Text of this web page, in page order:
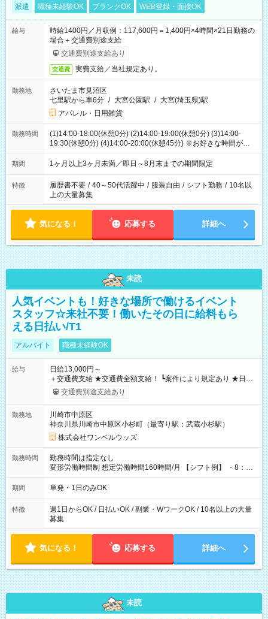
派遣 職種未経験OK ブランクOK WEB登録・面接OK
給与
時給1400円／月収例：117,600円＝1,400円×4時間×21日勤務の
場合＋交通費別途支給
交通費別途支給あり
交通費 実費支給／当社規定あり。
勤務地
さいたま市見沼区
七里駅から車6分 / 大宮公園駅 / 大宮(埼玉県)駅
アパレル・日用雑貨
勤務時間
(1)14:00-18:00(休憩0分) (2)14:00-19:00(休憩0分) (3)14:00-
19:30(休憩0分) (4)14:00-20:00(休憩45分) ※お好きな時間が選べ
ます
期間 1ヶ月以上3ヶ月未満／即日～8月末までの期間限定
特徴 履歴書不要 / 40～50代活躍中 / 服装自由 / シフト勤務 / 10名以
上の大量募集
気になる！ 応募する 詳細へ
未読
人気イベントも！好きな場所で働けるイベント
スタッフ☆来社不要！働いたその日に給料もら
える日払い/T1
アルバイト 職種未経験OK
給与
日給13,000円～
＋交通費支給 ★交通費全額支給！ ┗案件により規定あり ★日払
いOK！（規定あり） ┗働いたその日に現金GET♪ お仕事後はコ
ンビニATMから 日払い分を引き落とせます！ 【試用期間】試
交通費別途支給あり
勤務地
川崎市中原区
神奈川県川崎市中原区小杉町（最寄り駅：武蔵小杉駅）
株式会社ワンベルウッズ
勤務時間
勤務時間は指定なし
変形労働時間制 想定労働時間160時間/月 【シフト例】 ・8：00
～21：00
期間 単発・1日のみOK
特徴
週1日からOK / 日払いOK / 副業・WワークOK / 10名以上の大量
募集
気になる！ 応募する 詳細へ
未読